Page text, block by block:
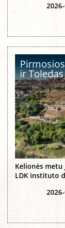
ir Toledas
Kelionės metu
LDK instituto